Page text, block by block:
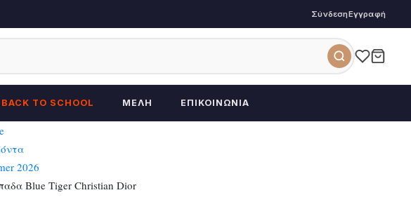
ΣύνδεσηΕγγραφή
BACK TO SCHOOL ΜΈΛΗ ΕΠΙΚΟΙΝΩΝΊΑ
2026
Blue Tiger Christian Dior